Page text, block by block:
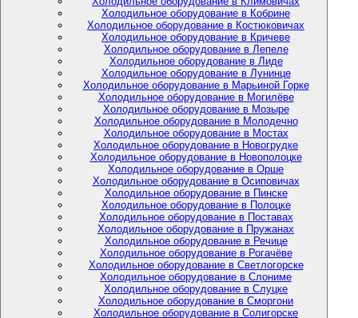
Холодильное оборудование в Кобрине
Холодильное оборудование в Костюковичах
Холодильное оборудование в Кричеве
Холодильное оборудование в Лепеле
Холодильное оборудование в Лиде
Холодильное оборудование в Лунинце
Холодильное оборудование в Марьиной Горке
Холодильное оборудование в Могилёве
Холодильное оборудование в Мозыре
Холодильное оборудование в Молодечно
Холодильное оборудование в Мостах
Холодильное оборудование в Новогрудке
Холодильное оборудование в Новополоцке
Холодильное оборудование в Орше
Холодильное оборудование в Осиповичах
Холодильное оборудование в Пинске
Холодильное оборудование в Полоцке
Холодильное оборудование в Поставах
Холодильное оборудование в Пружанах
Холодильное оборудование в Речице
Холодильное оборудование в Рогачёве
Холодильное оборудование в Светлогорске
Холодильное оборудование в Слониме
Холодильное оборудование в Слуцке
Холодильное оборудование в Сморгони
Холодильное оборудование в Солигорске